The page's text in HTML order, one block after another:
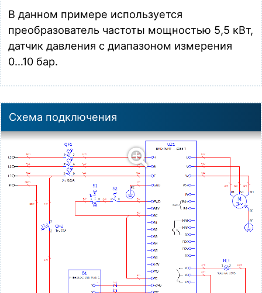
В данном примере используется
преобразователь частоты мощностью 5,5 кВт,
датчик давления с диапазоном измерения
0…10 бар.
Схема подключения